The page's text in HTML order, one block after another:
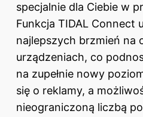
specjalnie dla Ciebie w
Funkcja TIDAL Connect
najlepszych brzmień na
urządzeniach, co
na zupełnie nowy
się o reklamy, a
nieograniczoną liczbą